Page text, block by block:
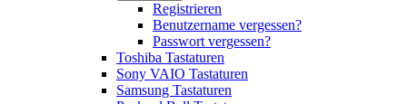
Registrieren
Benutzername vergessen?
Passwort vergessen?
Toshiba Tastaturen
Sony VAIO Tastaturen
Samsung Tastaturen